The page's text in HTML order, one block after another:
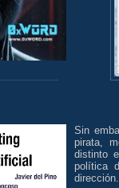
Sin
pirata,
distinto
política